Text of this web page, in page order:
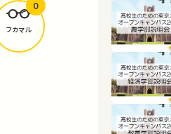
フカマル
0